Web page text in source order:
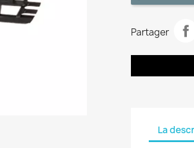
Partager
La